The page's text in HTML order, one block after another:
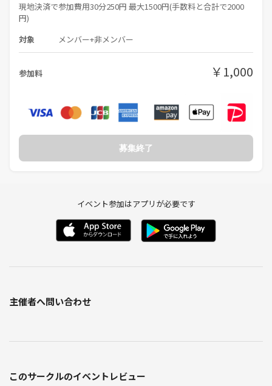
現地決済で参加費用30分250円 最大1500円(手数料と合計で2000
円)
対象 メンバー+非メンバー
参加料 ￥1,000
募集終了
イベント参加はアプリが必要です
主催者へ問い合わせ
このサークルのイベントレビュー